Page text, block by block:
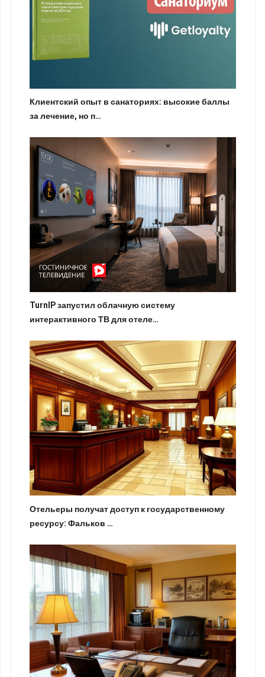
Клиентский опыт в санаториях: высокие баллы
за лечение, но п…
TurnIP запустил облачную систему
интерактивного ТВ для отеле…
Отельеры получат доступ к государственному
ресурсу: Фальков …